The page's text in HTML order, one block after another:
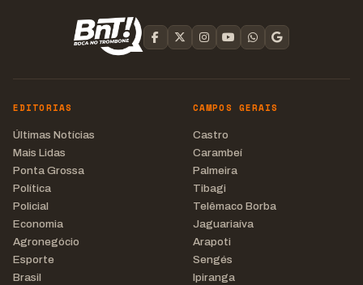
EDITORIAS
Últimas Notícias
Mais Lidas
Ponta Grossa
Política
Policial
Economia
Agronegócio
Esporte
Brasil
CAMPOS GERAIS
Castro
Carambeí
Palmeira
Tibagi
Telêmaco Borba
Jaguariaíva
Arapoti
Sengés
Ipiranga